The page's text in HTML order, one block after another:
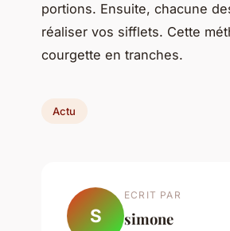
portions. Ensuite, chacune
réaliser vos sifflets. Cette
courgette en tranches.
Actu
S
ECRIT PAR
simone